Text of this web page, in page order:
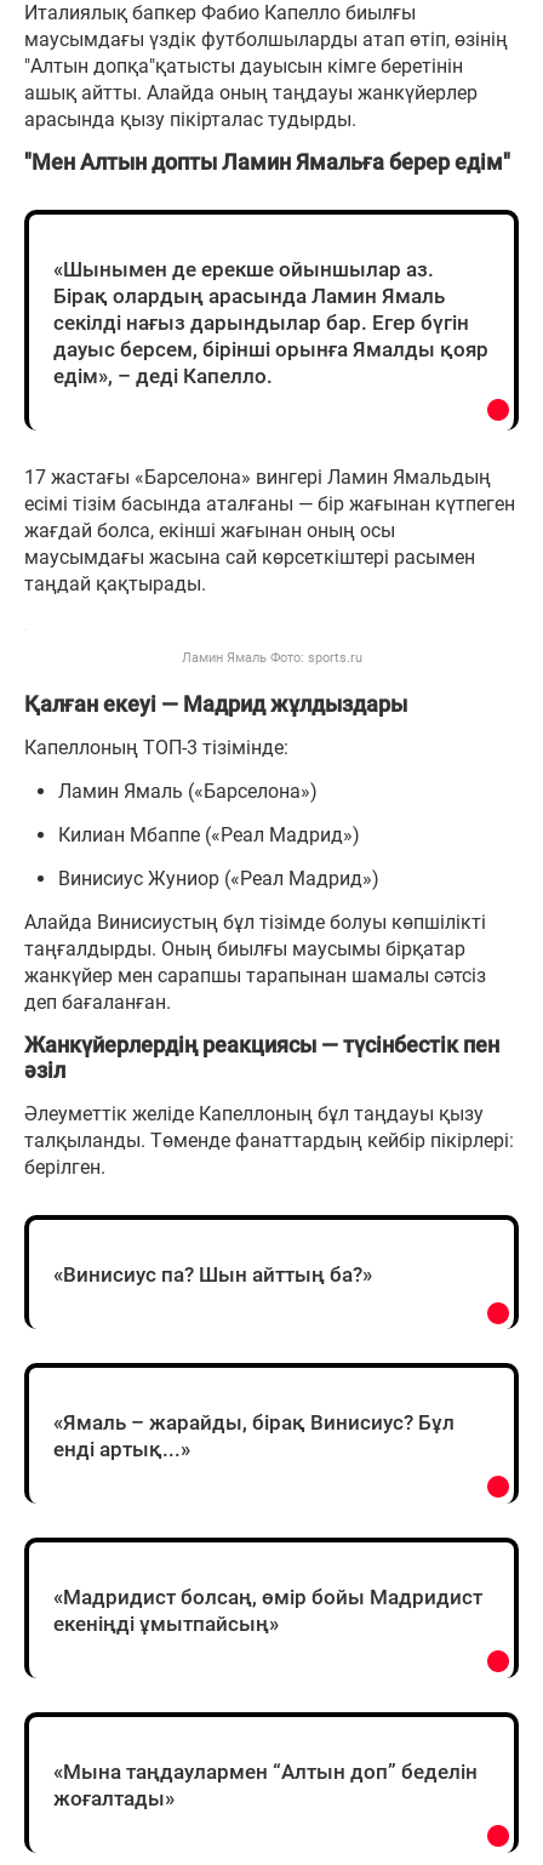
Италиялық бапкер Фабио Капелло биылғы
маусымдағы үздік футболшыларды атап өтіп, өзінің
"Алтын допқа"қатысты дауысын кімге беретінін
ашық айтты. Алайда оның таңдауы жанкүйерлер
арасында қызу пікірталас тудырды.
"Мен Алтын допты Ламин Ямальға берер едім"
«Шынымен де ерекше ойыншылар аз.
Бірақ олардың арасында Ламин Ямаль
секілді нағыз дарындылар бар. Егер бүгін
дауыс берсем, бірінші орынға Ямалды қояр
едім», – деді Капелло.
17 жастағы «Барселона» вингері Ламин Ямальдың
есімі тізім басында аталғаны — бір жағынан күтпеген
жағдай болса, екінші жағынан оның осы
маусымдағы жасына сай көрсеткіштері расымен
таңдай қақтырады.
Ламин Ямаль Фото: sports.ru
Қалған екеуі — Мадрид жұлдыздары
Капеллоның ТОП-3 тізімінде:
Ламин Ямаль («Барселона»)
Килиан Мбаппе («Реал Мадрид»)
Винисиус Жуниор («Реал Мадрид»)
Алайда Винисиустың бұл тізімде болуы көпшілікті
таңғалдырды. Оның биылғы маусымы бірқатар
жанкүйер мен сарапшы тарапынан шамалы сәтсіз
деп бағаланған.
Жанкүйерлердің реакциясы — түсінбестік пен
әзіл
Әлеуметтік желіде Капеллоның бұл таңдауы қызу
талқыланды. Төменде фанаттардың кейбір пікірлері:
берілген.
«Винисиус па? Шын айттың ба?»
«Ямаль – жарайды, бірақ Винисиус? Бұл
енді артық...»
«Мадридист болсаң, өмір бойы Мадридист
екеніңді ұмытпайсың»
«Мына таңдаулармен “Алтын доп” беделін
жоғалтады»